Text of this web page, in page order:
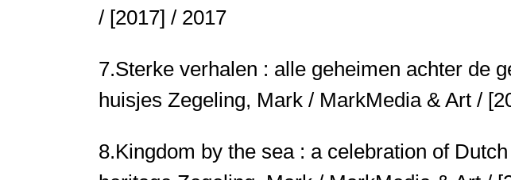
/ [2017] / 2017
7.Sterke verhalen : alle geheimen achter de
huisjes Zegeling, Mark / MarkMedia & Art /
8.Kingdom by the sea : a celebration of